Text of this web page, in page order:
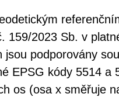
159/2023 Sb. v
jsou podporovány
EPSG kódy 5514 a
os (osa x směřuje